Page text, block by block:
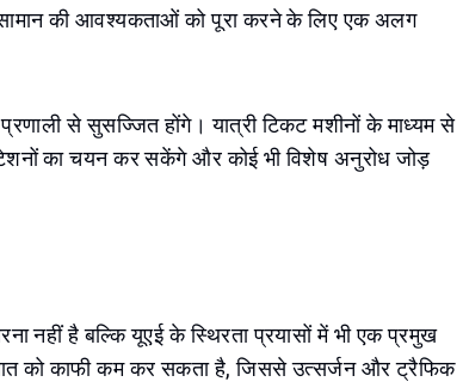
की आवश्यकताओं को पूरा करने के लिए एक अलग
से सुसज्जित होंगे। यात्री टिकट मशीनों के माध्यम से
का चयन कर सकेंगे और कोई भी विशेष अनुरोध जोड़
नहीं है बल्कि यूएई के स्थिरता प्रयासों में भी एक प्रमुख
को काफी कम कर सकता है, जिससे उत्सर्जन और ट्रैफिक